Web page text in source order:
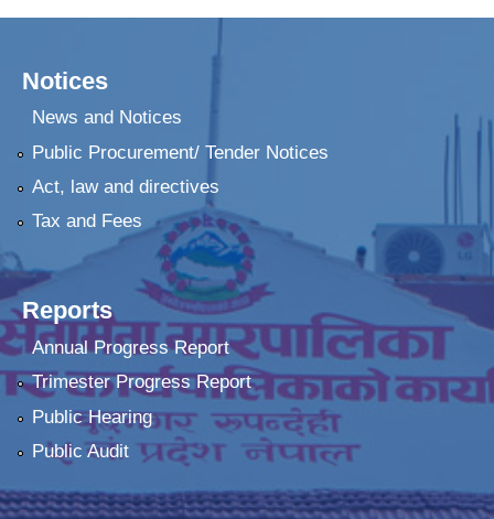
Notices
News and Notices
Public Procurement/ Tender Notices
Act, law and directives
Tax and Fees
Reports
Annual Progress Report
Trimester Progress Report
Public Hearing
Public Audit